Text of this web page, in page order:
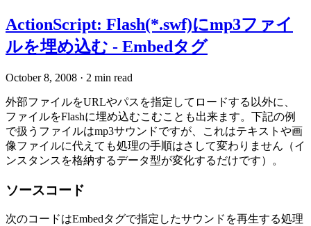
ActionScript: Flash(*.swf)にmp3ファイ
ルを埋め込む - Embedタグ
October 8, 2008 · 2 min read
外部ファイルをURLやパスを指定してロードする以外に、
ファイルをFlashに埋め込むこむことも出来ます。下記の例
で扱うファイルはmp3サウンドですが、これはテキストや画
像ファイルに代えても処理の手順はさして変わりません（イ
ンスタンスを格納するデータ型が変化するだけです）。
ソースコード
次のコードはEmbedタグで指定したサウンドを再生する処理